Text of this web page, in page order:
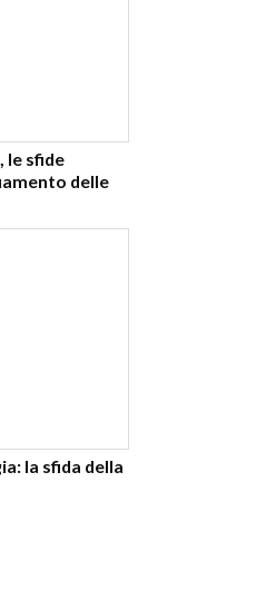
le sfide
delle
la sfida della